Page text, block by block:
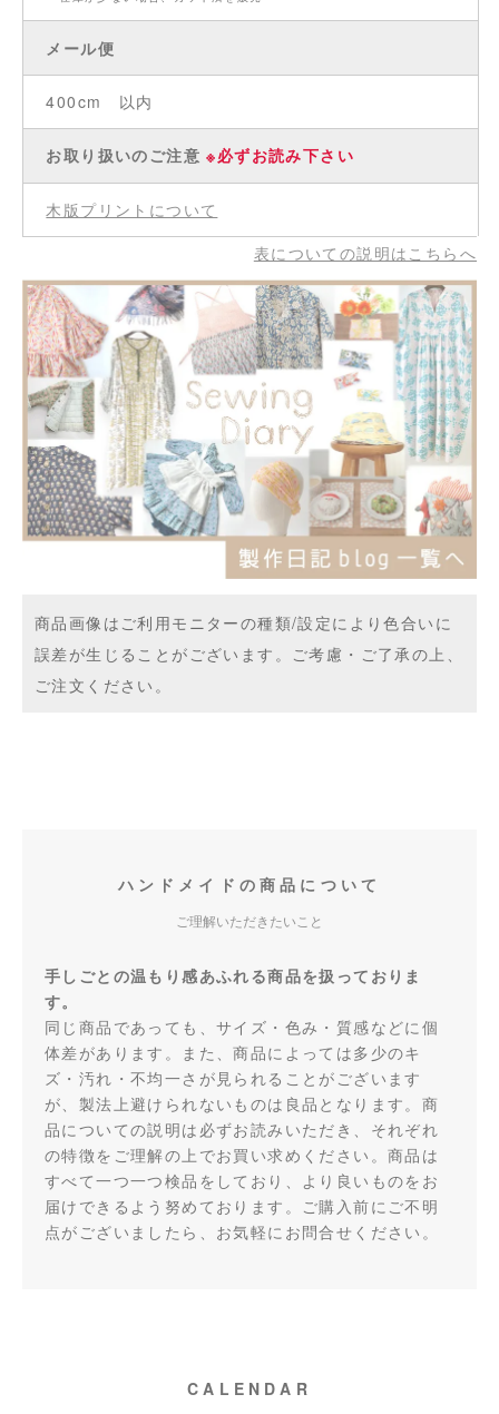
メール便
400cm 以内
お取り扱いのご注意※必ずお読み下さい
木版プリントについて
表についての説明はこちらへ
商品画像はご利用モニターの種類/設定により色合いに
誤差が生じることがございます。ご考慮・ご了承の上、
ご注文ください。
ハンドメイドの商品について
ご理解いただきたいこと
手しごとの温もり感あふれる商品を扱っておりま
す。
同じ商品であっても、サイズ・色み・質感などに個
体差があります。また、商品によっては多少のキ
ズ・汚れ・不均一さが見られることがございます
が、製法上避けられないものは良品となります。商
品についての説明は必ずお読みいただき、それぞれ
の特徴をご理解の上でお買い求めください。商品は
すべて一つ一つ検品をしており、より良いものをお
届けできるよう努めております。ご購入前にご不明
点がございましたら、お気軽にお問合せください。
CALENDAR